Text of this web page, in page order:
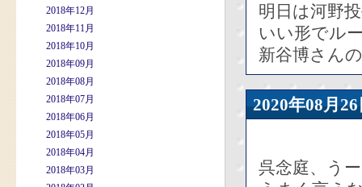
2018年12月
2018年11月
2018年10月
2018年09月
2018年08月
2018年07月
2018年06月
2018年05月
2018年04月
2018年03月
明日は河野
いい形でル
新谷博さん
2020年08
呉念庭、う